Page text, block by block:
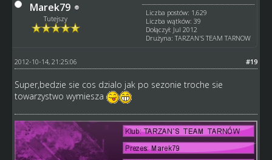
Marek79
Tutejszy
Liczba postów: 1,629
Liczba wątków: 39
Dołączył: Jul 2012
Drużyna: TARZAN'S TEAM TARNOW
#19
2012-10-14, 21:25:06
Super,bedzie sie cos dzialo jak po sezonie troche sie
towarzystwo wymiesza